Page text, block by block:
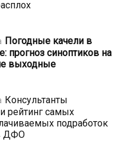
Погодные качели в
прогноз синоптиков на
выходные
Консультанты
рейтинг самых
подработок
ДФО